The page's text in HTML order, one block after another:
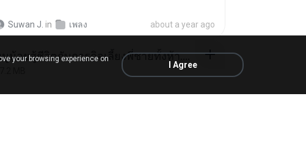
Suwan J. in เพลง about a year ago
หนูน้อยสู้ชีวิตกับภารกิจเลี้ยงพี่ชายทั้งห้า.pdf
your browsing experience on
I Agree